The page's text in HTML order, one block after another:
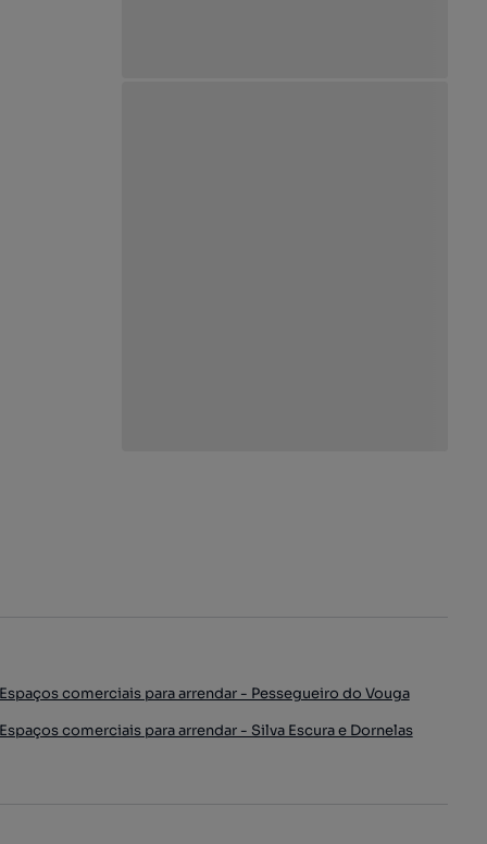
Espaços comerciais para arrendar - Pessegueiro do Vouga
Espaços comerciais para arrendar - Silva Escura e Dornelas